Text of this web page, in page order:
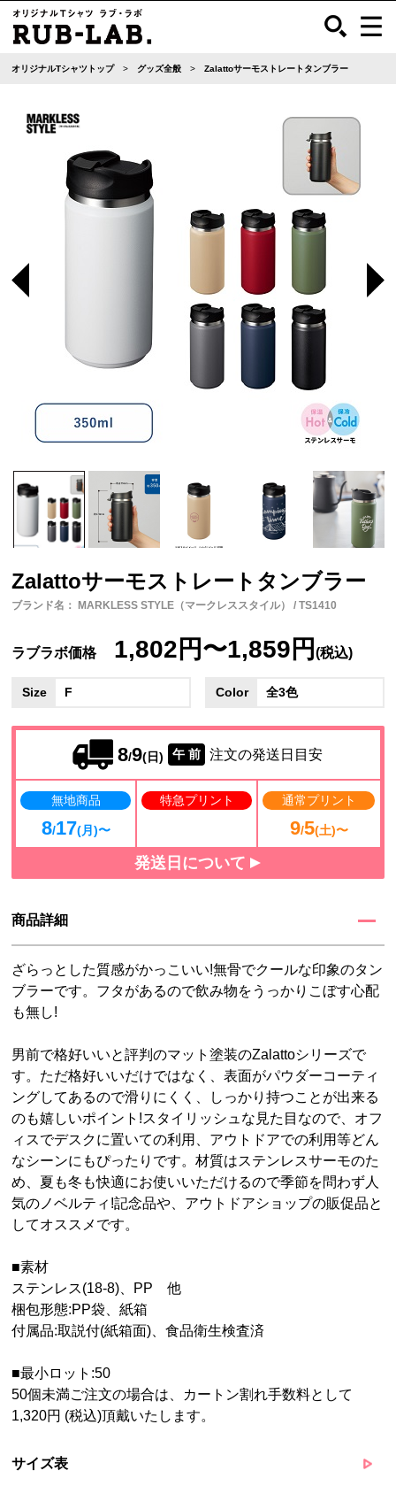
オリジナルTシャツトップ グッズ全般 Zalattoサーモストレートタンブラー
Zalattoサーモストレートタンブラー
ブランド名： MARKLESS STYLE（マークレススタイル） / TS1410
ラブラボ価格 1,802円〜1,859円(税込)
Size F Color 全3色
8/9(日) 午 前 注文の発送日目安
無地商品
8/17(月)〜
特急プリント 通常プリント
9/5(土)〜
発送日について
商品詳細
ざらっとした質感がかっこいい!無骨でクールな印象のタン
ブラーです。フタがあるので飲み物をうっかりこぼす心配
も無し!
男前で格好いいと評判のマット塗装のZalattoシリーズで
す。ただ格好いいだけではなく、表面がパウダーコーティ
ングしてあるので滑りにくく、しっかり持つことが出来る
のも嬉しいポイント!スタイリッシュな見た目なので、オフ
ィスでデスクに置いての利用、アウトドアでの利用等どん
なシーンにもぴったりです。材質はステンレスサーモのた
め、夏も冬も快適にお使いいただけるので季節を問わず人
気のノベルティ!記念品や、アウトドアショップの販促品と
してオススメです。
■素材
ステンレス(18-8)、PP 他
梱包形態:PP袋、紙箱
付属品:取説付(紙箱面)、食品衛生検査済
■最小ロット:50
50個未満ご注文の場合は、カートン割れ手数料として
1,320円 (税込)頂戴いたします。
サイズ表